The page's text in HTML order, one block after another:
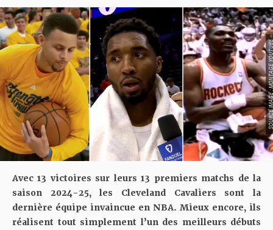
SOURCE IMAGE
Avec 13 victoires sur leurs 13 premiers matchs de la
saison 2024-25, les Cleveland Cavaliers sont la
dernière équipe invaincue en NBA. Mieux encore, ils
réalisent tout simplement l’un des meilleurs débuts